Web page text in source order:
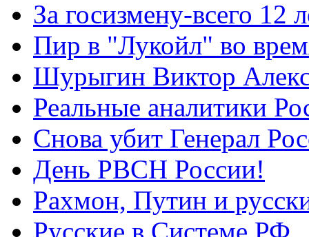
За госизмену-всего 12
Пир в "Лукойл" во
Шурыгин Виктор
Реальные аналитики
Снова убит Генерал
День РВСН России!
Рахмон, Путин и
Русские в Системе РФ